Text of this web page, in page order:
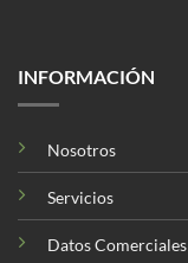
INFORMACIÓN
Nosotros
Servicios
Datos Comerciales